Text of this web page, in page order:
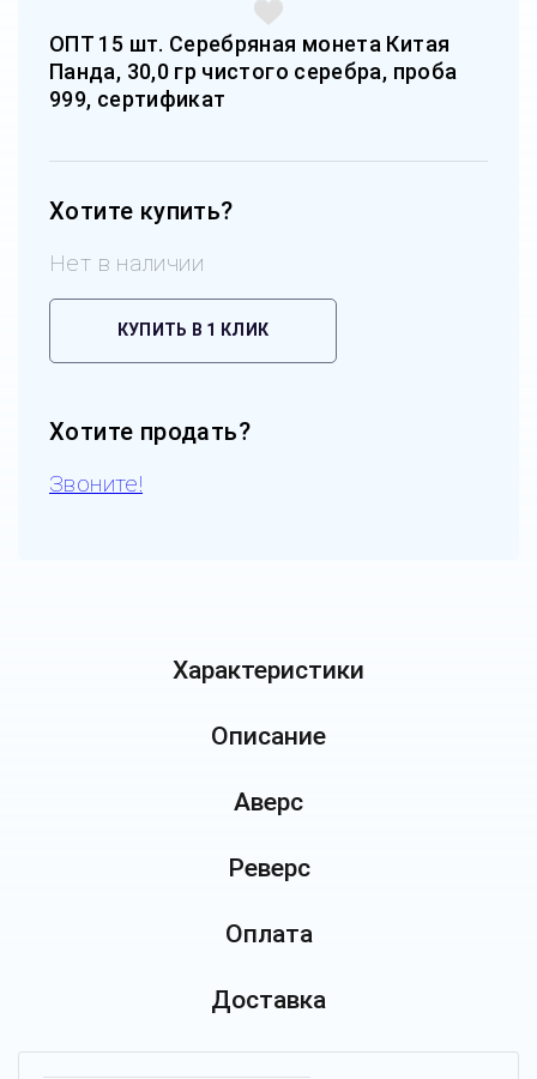
ОПТ 15 шт. Серебряная монета Китая
Панда, 30,0 гр чистого серебра, проба
999, сертификат
Хотите купить?
Нет в наличии
КУПИТЬ В 1 КЛИК
Хотите продать?
Звоните!
Характеристики
Описание
Аверс
Реверс
Оплата
Доставка